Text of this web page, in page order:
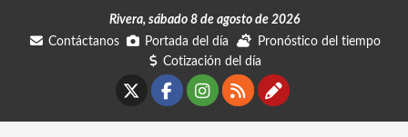
Rivera, sábado 8 de agosto de 2026
Contáctanos
Portada del día
Pronóstico del tiempo
Cotización del día
Facebook
Instagram
RSSContáctanos